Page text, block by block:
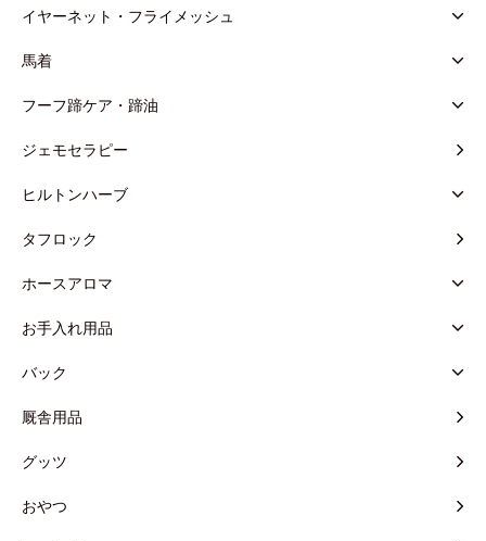
イヤーネット・フライメッシュ
馬着
フーフ蹄ケア・蹄油
ジェモセラピー
ヒルトンハーブ
タフロック
ホースアロマ
お手入れ用品
バック
厩舎用品
グッツ
おやつ